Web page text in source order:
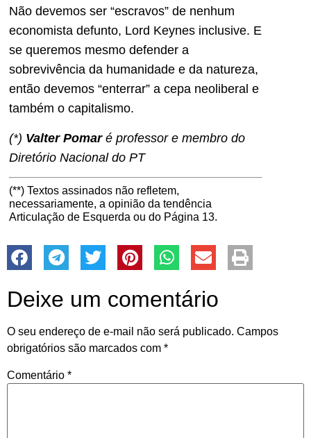
Não devemos ser “escravos” de nenhum
economista defunto, Lord Keynes inclusive. E
se queremos mesmo defender a
sobrevivência da humanidade e da natureza,
então devemos “enterrar” a cepa neoliberal e
também o capitalismo.
(*) Valter Pomaré professor e membro do
Diretório Nacional do PT
(**) Textos assinados não refletem,
necessariamente, a opinião da tendência
Articulação de Esquerda ou do Página 13.
Deixe um comentário
O seu endereço de e-mail não será publicado. Campos
obrigatórios são marcados com *
Comentário *